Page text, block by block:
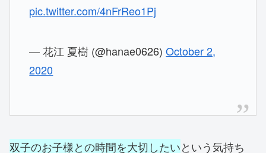
pic.twitter.com/4nFrReo1Pj
— 花江 夏樹 (@hanae0626)October 2,
2020
双子のお子様との時間を大切したいという気持ち